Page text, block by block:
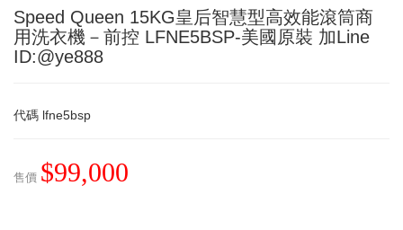
Speed Queen 15KG皇后智慧型高效能滾筒商
用洗衣機－前控 LFNE5BSP-美國原裝 加Line
ID:@ye888
代碼 lfne5bsp
售價 $99,000